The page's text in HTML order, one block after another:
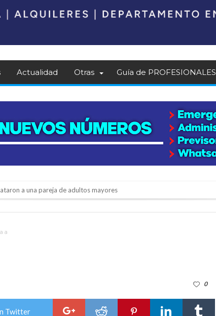
Actualidad Otras Guía de PROFESIONALES
a una pareja de adultos mayores
la Expo Dose
a
0
Twitter